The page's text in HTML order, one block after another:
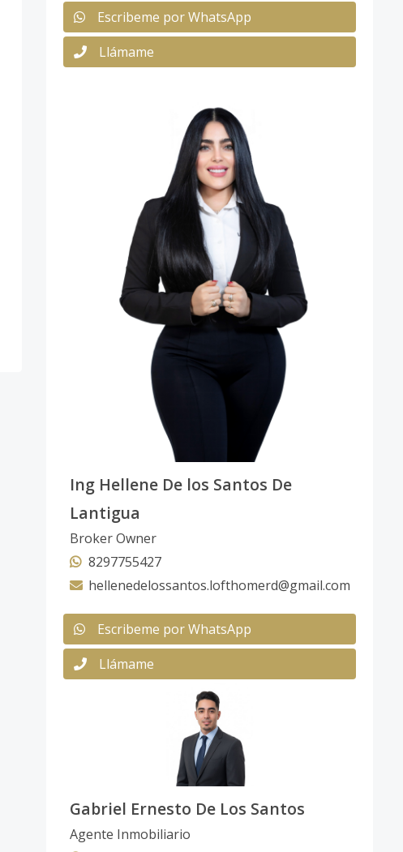
Escribeme por WhatsApp
Llámame
Ing Hellene De los Santos De
Lantigua
Broker Owner
8297755427
hellenedelossantos.lofthomerd@gmail.com
Escribeme por WhatsApp
Llámame
Gabriel Ernesto De Los Santos
Agente Inmobiliario